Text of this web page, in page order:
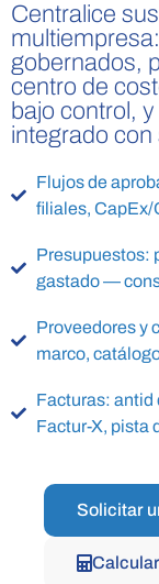
Centralice
gobernados,
centro de
bajo control,
integrado con
Flujos de
filiales, CapEx/
Presupuestos:
gastado —
Proveedores y
marco,
Facturas: antid
Factur-X, pista
Solicitar